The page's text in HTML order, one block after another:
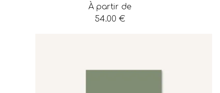
À partir de
54.00 €